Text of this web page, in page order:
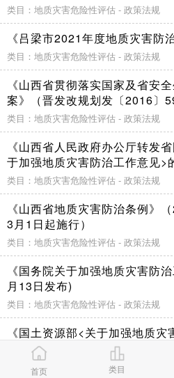
类目：地质灾害危险性评估 - 政策法规
《吕梁市2021年度地质灾害防
类目：地质灾害危险性评估 - 政策法规
《山西省贯彻落实国家及省安
案》（晋发改规划发〔2016〕
类目：地质灾害危险性评估 - 政策法规
《山西省人民政府办公厅转发
于加强地质灾害防治工作意见>
００２］２０号）
类目：地质灾害危险性评估 - 政策法规
《山西省地质灾害防治条例》
3月1日起施行）
类目：地质灾害危险性评估 - 政策法规
《国务院关于加强地质灾害防
月13日发布)
类目：地质灾害危险性评估 - 政策法规
《国土资源部<关于加强地质
知》（国土资发〔2004〕69号）
类目：地质灾害危险性评估 - 政策法规
首页 类目